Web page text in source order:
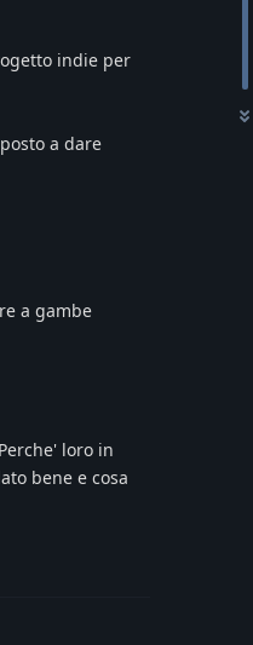
indie per
a dare
a gambe
loro in
bene e cosa